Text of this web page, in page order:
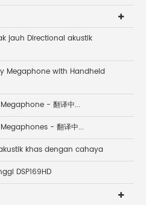
jauh Directional akustik
Megaphone with Handheld
- 翻译中...
- 翻译中...
khas dengan cahaya
DSP169HD